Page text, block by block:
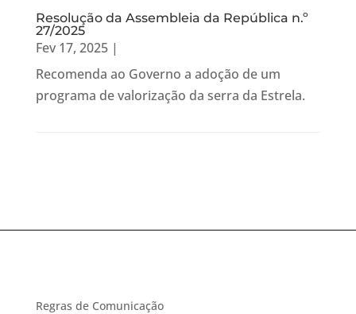
Resolução da Assembleia da República n.º
27/2025
Fev 17, 2025|
Recomenda ao Governo a adoção de um
programa de valorização da serra da Estrela.
Regras de Comunicação